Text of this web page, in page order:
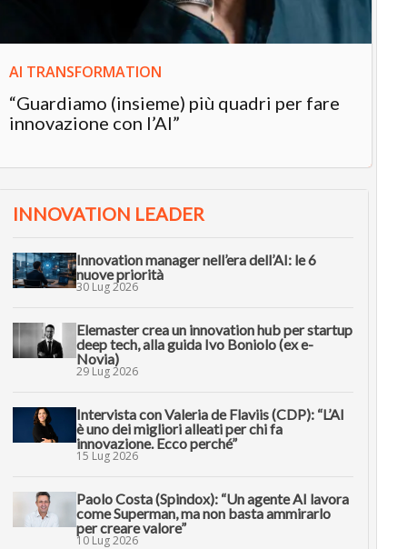
AI TRANSFORMATION
“Guardiamo (insieme) più quadri per fare
innovazione con l’AI”
INNOVATION LEADER
Innovation manager nell’era dell’AI: le 6
nuove priorità
30 Lug 2026
Elemaster crea un innovation hub per startup
deep tech, alla guida Ivo Boniolo (ex e-
Novia)
29 Lug 2026
Intervista con Valeria de Flaviis (CDP): “L’AI
è uno dei migliori alleati per chi fa
innovazione. Ecco perché”
15 Lug 2026
Paolo Costa (Spindox): “Un agente AI lavora
come Superman, ma non basta ammirarlo
per creare valore”
10 Lug 2026